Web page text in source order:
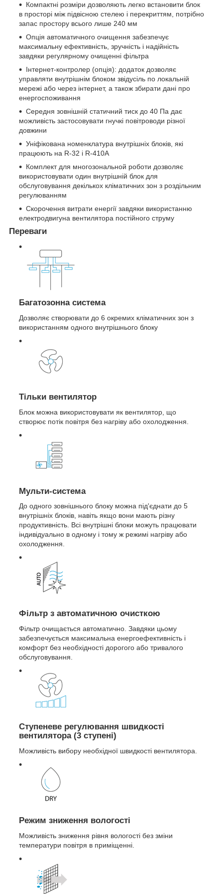
Компактні розміри дозволяють легко встановити блок
в просторі між підвісною стелею і перекриттям, потрібно
запас простору всього лише 240 мм
Опція автоматичного очищення забезпечує
максимальну ефективність, зручність і надійність
завдяки регулярному очищенні фільтра
Інтернет-контролер (опція): додаток дозволяє
управляти внутрішнім блоком звідусіль по локальній
мережі або через інтернет, а також збирати дані про
енергоспоживання
Середня зовнішній статичний тиск до 40 Па дає
можливість застосовувати гнучкі повітроводи різної
довжини
Уніфікована номенклатура внутрішніх блоків, які
працюють на R-32 і R-410A
Комплект для многозональной роботи дозволяє
використовувати один внутрішній блок для
обслуговування декількох кліматичних зон з роздільним
регулюванням
Скорочення витрати енергії завдяки використанню
електродвигуна вентилятора постійного струму
Переваги
Багатозонна система
Дозволяє створювати до 6 окремих кліматичних зон з
використанням одного внутрішнього блоку
Тільки вентилятор
Блок можна використовувати як вентилятор, що
створює потік повітря без нагріву або охолодження.
Мульти-система
До одного зовнішнього блоку можна під'єднати до 5
внутрішніх блоків, навіть якщо вони мають різну
продуктивність. Всі внутрішні блоки можуть працювати
індивідуально в одному і тому ж режимі нагріву або
охолодження.
Фільтр з автоматичною очисткою
Фільтр очищається автоматично. Завдяки цьому
забезпечується максимальна енергоефективність і
комфорт без необхідності дорогого або тривалого
обслуговування.
Ступеневе регулювання швидкості
вентилятора (3 ступені)
Можливість вибору необхідної швидкості вентилятора.
Режим зниження вологості
Можливість зниження рівня вологості без зміни
температури повітря в приміщенні.